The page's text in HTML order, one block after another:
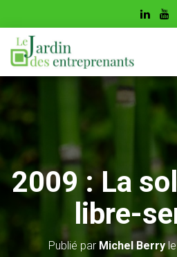
2009 : La
libre-
Publié par Michel Berry